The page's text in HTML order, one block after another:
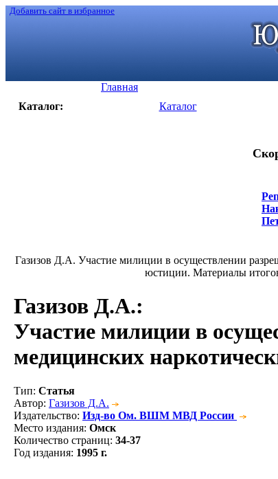
Добавить сайт в избранное
Главная
Каталог:
Каталог
Газизов Д.А. Участие милиции в осуществлении
юстиции. Материалы
Газизов Д.А.:
Участие милиции в
медицинских
Тип: Статья
Автор: Газизов Д.А.
Издательство: Изд-во Ом. ВШМ МВД России
Место издания: Омск
Количество страниц: 34-37
Год издания: 1995 г.